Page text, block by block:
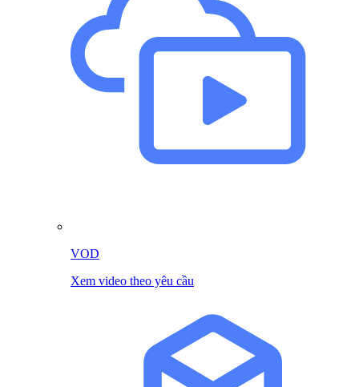
VOD
Xem video theo yêu cầu